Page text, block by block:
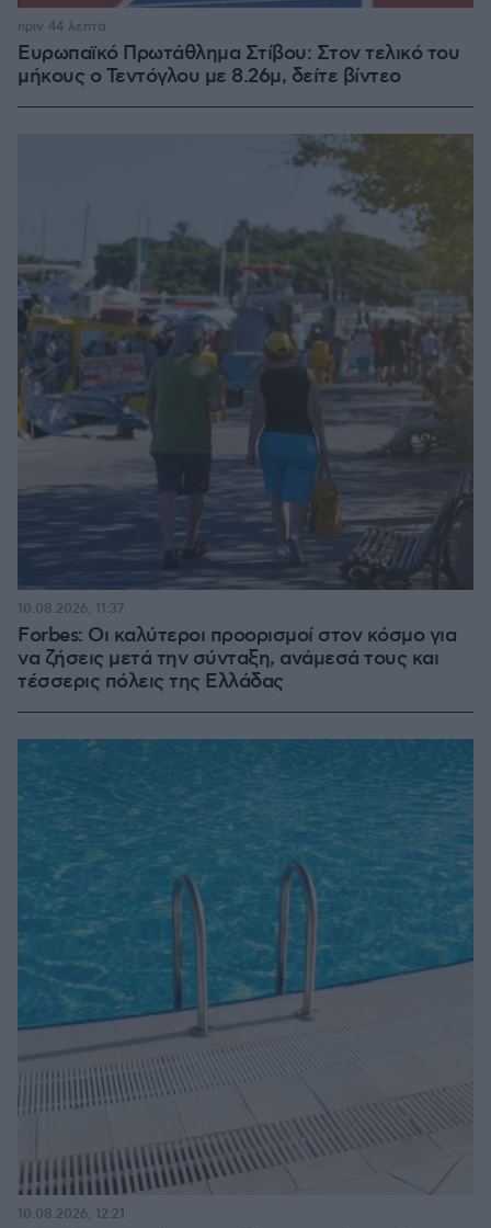
Ευρωπαϊκό Πρωτάθλημα Στίβου: Στον τελικό του
μήκους ο Τεντόγλου με 8.26μ, δείτε βίντεο
πριν 44 λεπτά
Forbes: Οι καλύτεροι προορισμοί στον κόσμο για
να ζήσεις μετά την σύνταξη, ανάμεσά τους και
τέσσερις πόλεις της Ελλάδας
10.08.2026, 11:37
10.08.2026, 12:21